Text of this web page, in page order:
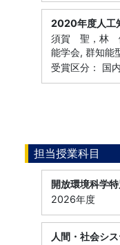
2020年度人工
須賀 聖，林
能学会, 群知能
受賞区分： 国
担当授業科目
開放環境科学
2026年度
人間・社会シ